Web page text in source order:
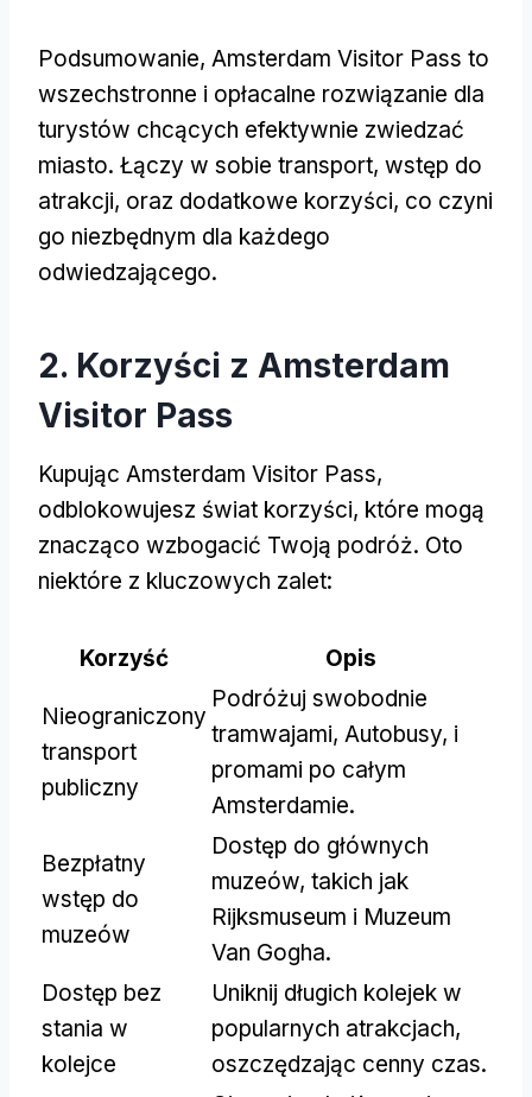
Podsumowanie, Amsterdam Visitor Pass to
wszechstronne i opłacalne rozwiązanie dla
turystów chcących efektywnie zwiedzać
miasto. Łączy w sobie transport, wstęp do
atrakcji, oraz dodatkowe korzyści, co czyni
go niezbędnym dla każdego
odwiedzającego.
2. Korzyści z Amsterdam
Visitor Pass
Kupując Amsterdam Visitor Pass,
odblokowujesz świat korzyści, które mogą
znacząco wzbogacić Twoją podróż. Oto
niektóre z kluczowych zalet:
Korzyść Opis
Nieograniczony
transport
publiczny
Podróżuj swobodnie
tramwajami, Autobusy, i
promami po całym
Amsterdamie.
Bezpłatny
wstęp do
muzeów
Dostęp do głównych
muzeów, takich jak
Rijksmuseum i Muzeum
Van Gogha.
Dostęp bez
stania w
kolejce
Uniknij długich kolejek w
popularnych atrakcjach,
oszczędzając cenny czas.